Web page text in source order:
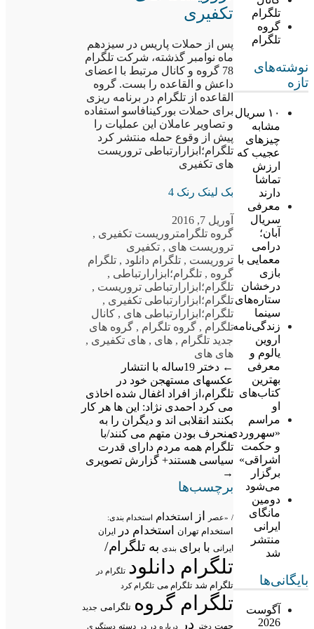
تلگرام
گروه
تلگرام
نوشته‌های
تازه
۱۰ سریال
مشابه
چیزهای
عجیب که
ارزش
تماشا
دارند
معرفی
سریال
آبان؛
درامی
معمایی با
بازی
درخشان
ستاره‌های
سینما
زندگی‌نامه
اروین
یالوم و
معرفی
بهترین
کتاب‌های
او
مراسم
«سهروردی
و حکمت
اشراقی»
برگزار
می‌شود
دومین
مانگای
ایرانی
منتشر
شد
بایگانی‌ها
آگوست
2026
تکفیری
پس از حملات پاریس در سیزدهم
ماه نوامبر گذشته، شرکت تلگرام
78 گروه و کانال مرتبط با اعضای
داعش و القاعده را بست. گروه
القاعده از تلگرام در برنامه ریزی
برای حملات بورکینافاسو استفاده
و تصاویر عاملان این عملیات را
پیش از وقوع حمله منتشر کرد
تلگرام؛ابزارارتباطی تروریست
های تکفیری
بک لینک رنک 4
آوریل 7, 2016
گروه تلگرامتروریست تکفیری ,
تروریست های , تکفیری
تروریست , تلگرام دانلود , تلگرام
گروه , تلگرام؛ابزارارتباطی ,
تلگرام؛ابزارارتباطی تروریست ,
تلگرام؛ابزارارتباطی تکفیری ,
تلگرام؛ابزارارتباطی های , کانال
تلگرام , گروه تلگرام , گروه های
جدید تلگرام , های , های تکفیری ,
های های
←
دختر 19ساله با انتشار
عکسهای مستهجن خود در
تلگرام،از افراد اغفال شده اخاذی
می کرد احمدی نژاد: این ها هر کار
بکنند انقلابی اند و دیگران را به
منحرف بودن متهم می کنند/با
تلگرام همه مردم دارای قدرت
سیاسی هستند+ گزارش تصویری
→
برچسب‌ها
/ «عصر از استخدام استخدام بندی:
استخدام تهران استخدام در ایران
ایرانی با برای بندی به تلگرام/
تلگرام دانلود تلگرام در
تلگرام شد تلگرام می تلگرام کرد
تلگرام گروه تلگرامی جدید
جهت دختر در درباره در در دسته دستگیری